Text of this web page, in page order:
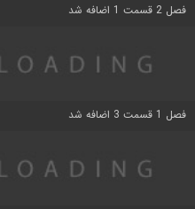
فصل 2 قسمت 1 اضافه شد
فصل 1 قسمت 3 اضافه شد